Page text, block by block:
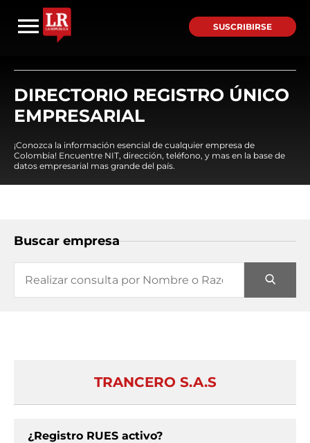
SUSCRIBIRSE
DIRECTORIO REGISTRO ÚNICO
EMPRESARIAL
¡Conozca la información esencial de cualquier empresa de
Colombia! Encuentre NIT, dirección, teléfono, y mas en la base de
datos empresarial mas grande del país.
Buscar empresa
TRANCERO S.A.S
¿Registro RUES activo?